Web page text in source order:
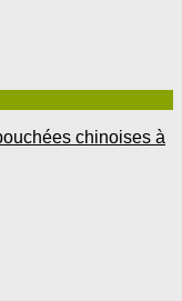
chinoises à